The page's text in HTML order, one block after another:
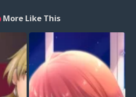
More Like This